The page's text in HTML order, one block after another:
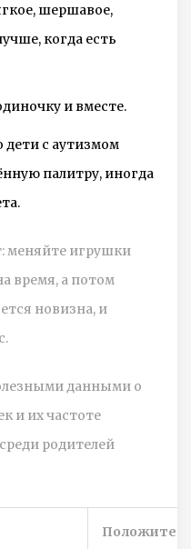
шершавое,
когда есть
и вместе.
с аутизмом
палитру, иногда
меняйте игрушки
время, а потом
новизна, и
данными о
и их частоте
родителей